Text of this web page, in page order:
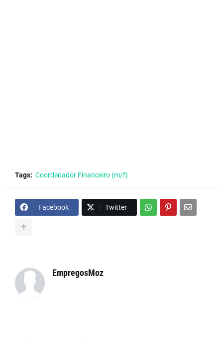
Tags: Coordenador Financeiro (m/f)
Facebook Twitter
EmpregosMoz